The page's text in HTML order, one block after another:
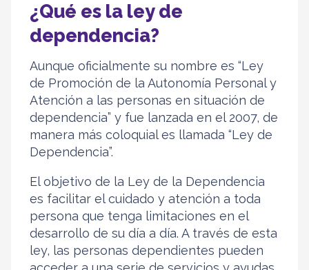
¿Qué es la ley de
dependencia?
Aunque oficialmente su nombre es “Ley
de Promoción de la Autonomía Personal y
Atención a las personas en situación de
dependencia” y fue lanzada en el 2007, de
manera más coloquial es llamada “Ley de
Dependencia”.
El objetivo de la Ley de la Dependencia
es facilitar el cuidado y atención a toda
persona que tenga limitaciones en el
desarrollo de su día a día. A través de esta
ley, las personas dependientes pueden